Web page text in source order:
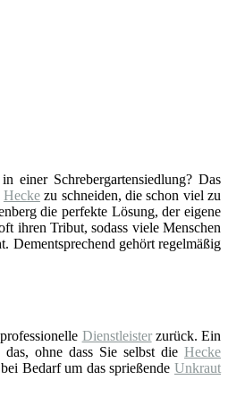
einer Schrebergartensiedlung? Das
Heckezu schneiden, die schon viel zu
die perfekte Lösung, der eigene
ihren Tribut, sodass viele Menschen
Dementsprechend gehört regelmäßig
Dienstleisterzurück. Ein
das, ohne dass Sie selbst dieHecke
Bedarf um das sprießendeUnkraut